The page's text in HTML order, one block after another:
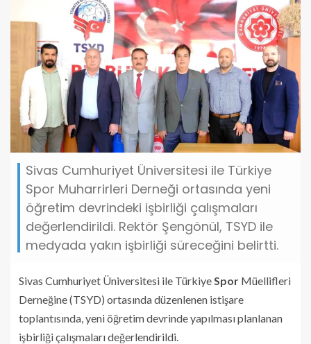
Sivas Cumhuriyet Üniversitesi ile Türkiye
Spor Muharrirleri Derneği ortasında yeni
öğretim devrindeki işbirliği çalışmaları
değerlendirildi. Rektör Şengönül, TSYD ile
medyada yakın işbirliği süreceğini belirtti.
Sivas Cumhuriyet Üniversitesi ile Türkiye Spor Müellifleri
Derneğine (TSYD) ortasında düzenlenen istişare
toplantısında, yeni öğretim devrinde yapılması planlanan
işbirliği çalışmaları değerlendirildi.